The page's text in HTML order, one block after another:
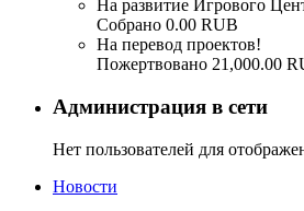
На развитие Игрового
Собрано 0.00 RUB
На перевод проектов!
Пожертвовано 21,000.00
Администрация в сети
Нет пользователей для
Новости